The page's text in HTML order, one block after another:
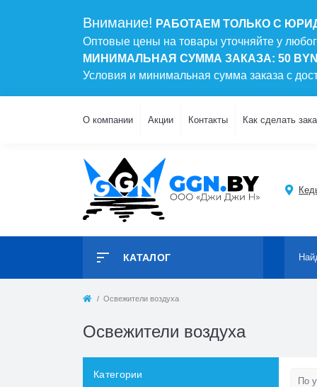
Внимание! РАБОТАЕМ ТОЛЬКО С
Оптовые цены на товары уточняйте у
МИНИМАЛЬНАЯ СУММА ЗАКАЗА: 50
Условия и минимальная сумма заказа с
О компании Акции Контакты Как сделать
КАТАЛОГ
Освежители воздуха
Освежители воздуха
Категории